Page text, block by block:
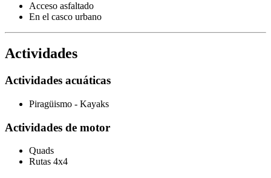
Acceso asfaltado
En el casco urbano
Actividades
Actividades acuáticas
Piragüismo - Kayaks
Actividades de motor
Quads
Rutas 4x4